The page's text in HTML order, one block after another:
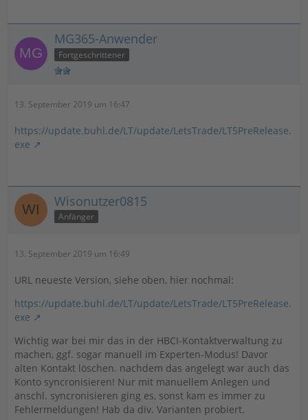
MG365-Anwender
Fortgeschrittener
13. September 2019 um 16:47
https://update.buhl.de/LT/update/LetsTrade/LT5PreRelease.
exe
Wisonutzer0815
Anfänger
13. September 2019 um 16:49
URL neueste Version, siehe oben, hier nochmal:
https://update.buhl.de/LT/update/LetsTrade/LT5PreRelease.
exe
Wichtig war bei mir das in der HBCI-Kontaktverwaltung zu
machen, ggf. sogar manuell im Experten-Modus! Davor
alten Kontakt löschen. nachdem das angelegt war auch das
Konto syncronisieren! Nur mit manuellem Anlegen und
anschl. syncronisieren ging es, sonst kam es immer zu
Fehlermeldungen! Hab da div. Varianten probiert.